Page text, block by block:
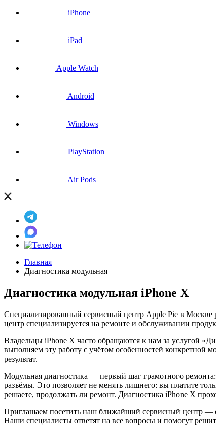
iPhone
iPad
Apple Watch
Android
Windows
PlayStation
Air Pods
Главная
Диагностика модульная
Диагностика модульная iPhone X
Специализированный сервисный центр Apple Pie в Москве
центр специализируется на ремонте и обслуживании
Владельцы iPhone X часто обращаются к нам за услугой
выполняем эту работу с учётом особенностей конкретной
результат.
Модульная диагностика — первый шаг грамотного
разъёмы. Это позволяет не менять лишнего: вы платите
решаете, продолжать ли ремонт. Диагностика iPhone X
Приглашаем посетить наш ближайший сервисный центр —
Наши специалисты ответят на все вопросы и помогут